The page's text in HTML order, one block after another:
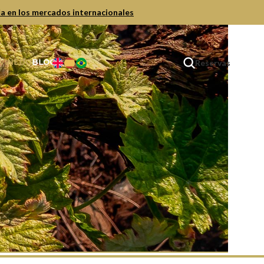
en los mercados internacionales
BLOG Reservas